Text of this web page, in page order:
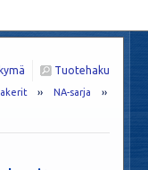
Tuotehaku
››NA-sarja ››